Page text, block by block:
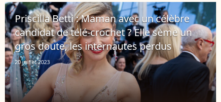
Priscilla Betti : Maman avec un célèbre
candidat de télé-crochet ? Elle sème un
gros doute, les internautes perdus
20 juillet 2023